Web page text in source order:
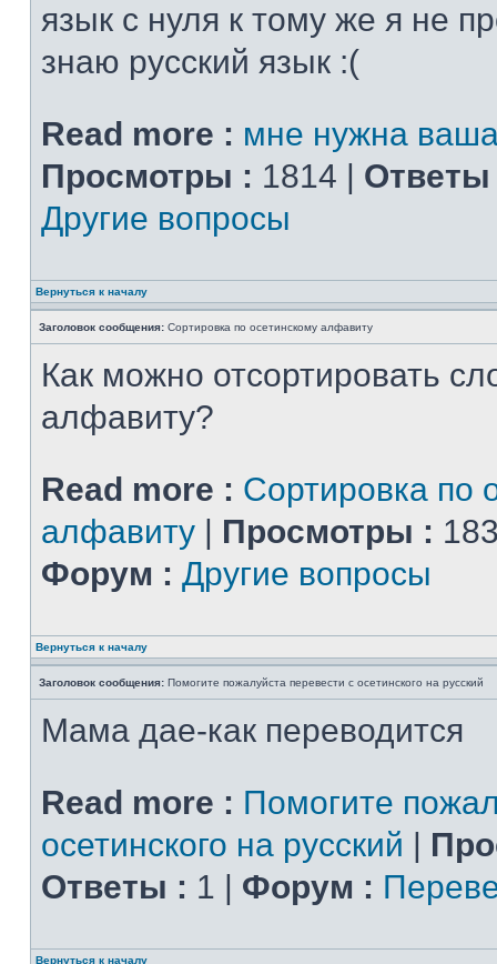
язык с нуля к тому же я не
знаю русский язык :(
Read more : мне нужна
Просмотры : 1814 | Ответы
Другие вопросы
Вернуться к началу
Заголовок сообщения: Сортировка по осетинскому алфавиту
Как можно отсортировать
алфавиту?
Read more : Сортировка по
алфавиту | Просмотры :
Форум : Другие вопросы
Вернуться к началу
Заголовок сообщения: Помогите пожалуйста перевести с осетинского на русский
Мама дае-как переводится
Read more : Помогите
осетинского на русский |
Ответы : 1 | Форум :
Вернуться к началу